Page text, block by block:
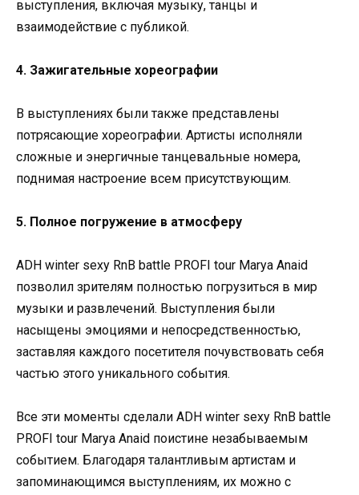
выступления, включая музыку, танцы и
взаимодействие с публикой.
4. Зажигательные хореографии
В выступлениях были также представлены
потрясающие хореографии. Артисты исполняли
сложные и энергичные танцевальные номера,
поднимая настроение всем присутствующим.
5. Полное погружение в атмосферу
ADH winter sexy RnB battle PROFI tour Marya Anaid
позволил зрителям полностью погрузиться в мир
музыки и развлечений. Выступления были
насыщены эмоциями и непосредственностью,
заставляя каждого посетителя почувствовать себя
частью этого уникального события.
Все эти моменты сделали ADH winter sexy RnB battle
PROFI tour Marya Anaid поистине незабываемым
событием. Благодаря талантливым артистам и
запоминающимся выступлениям, их можно с